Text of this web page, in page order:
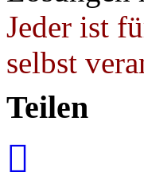
Jeder ist
selbst
Teilen